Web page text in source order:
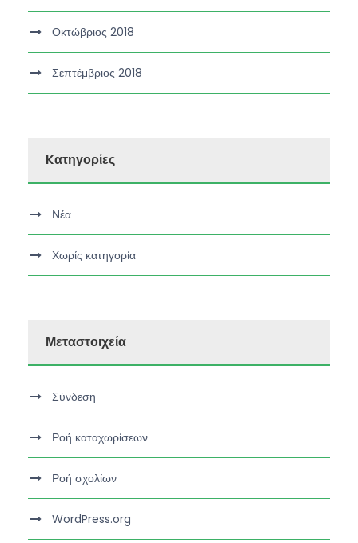
Οκτώβριος 2018
Σεπτέμβριος 2018
Kατηγορίες
Νέα
Χωρίς κατηγορία
Μεταστοιχεία
Σύνδεση
Ροή καταχωρίσεων
Ροή σχολίων
WordPress.org